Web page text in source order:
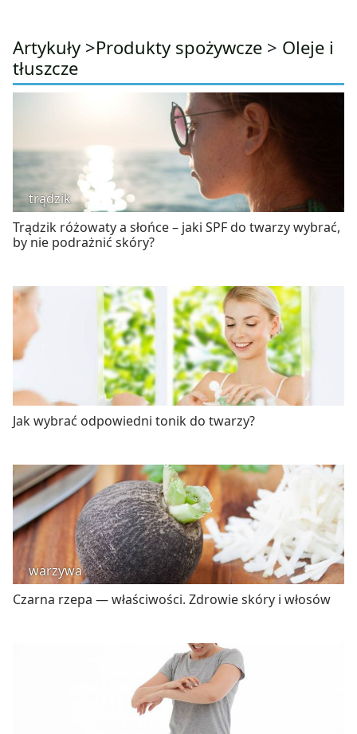
Artykuły >Produkty spożywcze > Oleje i
tłuszcze
trądzik
Trądzik różowaty a słońce – jaki SPF do twarzy wybrać,
by nie podrażnić skóry?
Jak wybrać odpowiedni tonik do twarzy?
warzywa
Czarna rzepa — właściwości. Zdrowie skóry i włosów